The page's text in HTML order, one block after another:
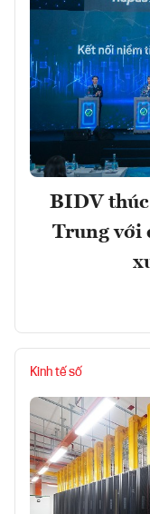
BIDV thúc
Trung với
Kinh tế số